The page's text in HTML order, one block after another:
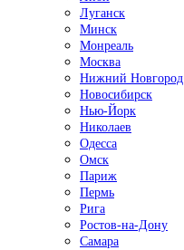
Луганск
Минск
Монреаль
Москва
Нижний Новгород
Новосибирск
Нью-Йорк
Николаев
Одесса
Омск
Париж
Пермь
Рига
Ростов-на-Дону
Самара